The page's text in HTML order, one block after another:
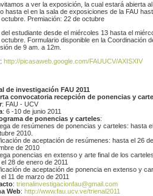
a ver la exposición, la cual estará abierta al
hasta el en la sala de exposiciones de la FAU
octubre. Premiación: 22 de octubre
del estudiante desde el miércoles 13 hasta el
Formulario disponible en la Coordinación
de 9 am. a 12m.
http://picasaweb.google.com/FAUUCV/AXISXIV
de investigación FAU 2011
convocatoria recepción de ponencias y
: FAU - UCV
: 6 -10 de junio 2011
de ponencias y carteles:
de resúmenes de ponencias y carteles: hasta
2010.
de aceptación de resúmenes: hasta el 26 de
de 2010
ponencias en extenso y arte final de los
28 de enero de 2011
de aceptación de ponencia en extenso y
11 de marzo de 2011
: trienalinvestigacionfau@gmail.com
Web: http://www.fau.ucv.ve/trienal2011